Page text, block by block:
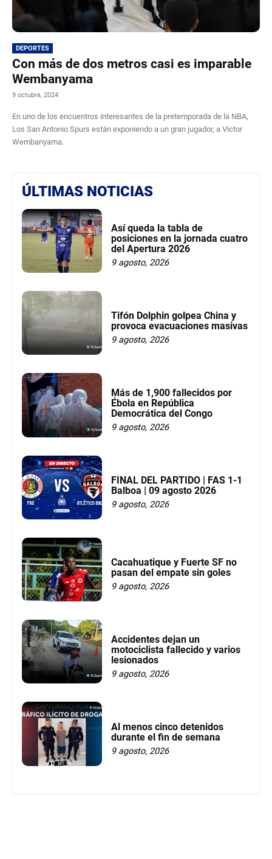
DEPORTES
Con más de dos metros casi es imparable
Wembanyama
9 octubre, 2024
En uno de los encuentros interesantes de la pretemporada de la NBA,
Los San Antonio Spurs están exponiendo a un gran jugador, a Victor
Wembanyama.
ÚLTIMAS NOTICIAS
Así queda la tabla de
posiciones en la jornada cuatro
del Apertura 2026
9 agosto, 2026
Tifón Dolphin golpea China y
provoca evacuaciones masivas
9 agosto, 2026
Más de 1,900 fallecidos por
Ébola en República
Democrática del Congo
9 agosto, 2026
FINAL DEL PARTIDO | FAS 1-1
Balboa | 09 agosto 2026
9 agosto, 2026
Cacahuatique y Fuerte SF no
pasan del empate sin goles
9 agosto, 2026
Accidentes dejan un
motociclista fallecido y varios
lesionados
9 agosto, 2026
Al menos cinco detenidos
durante el fin de semana
9 agosto, 2026